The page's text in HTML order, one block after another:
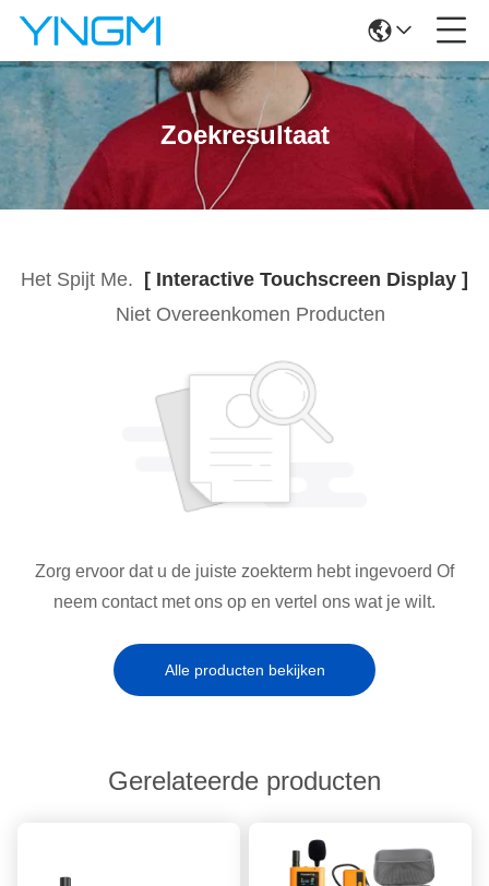
Zoekresultaat
Het Spijt Me.
[ Interactive Touchscreen Display ]
Niet Overeenkomen Producten
Zorg ervoor dat u de juiste zoekterm hebt ingevoerd Of
neem contact met ons op en vertel ons wat je wilt.
Alle producten bekijken
Gerelateerde producten